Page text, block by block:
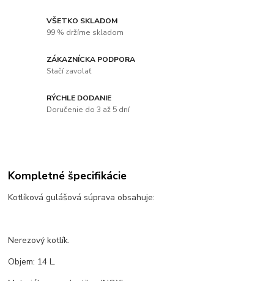
VŠETKO SKLADOM
99 % držíme skladom
ZÁKAZNÍCKA PODPORA
Stačí zavolať
RÝCHLE DODANIE
Doručenie do 3 až 5 dní
Kompletné špecifikácie
Kotlíková gulášová súprava obsahuje:
Nerezový kotlík.
Objem: 14 L.